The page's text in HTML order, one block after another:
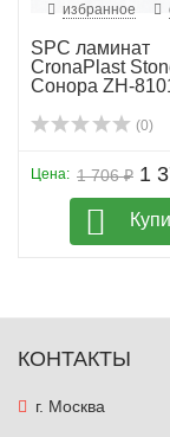
избранное
SPC ламинат
CronaPlast
Сонора ZH-
(0)
1 706 ₽
Цена: 1
КОНТАКТЫ
г. Москва